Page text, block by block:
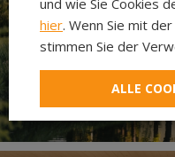
und wie Sie Cookies
hier. Wenn Sie mit
stimmen Sie der
ALLE